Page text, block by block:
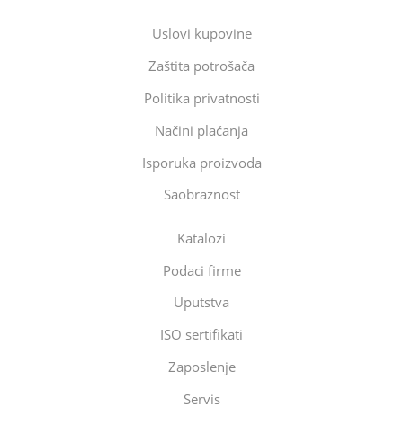
Uslovi kupovine
Zaštita potrošača
Politika privatnosti
Načini plaćanja
Isporuka proizvoda
Saobraznost
Katalozi
Podaci firme
Uputstva
ISO sertifikati
Zaposlenje
Servis